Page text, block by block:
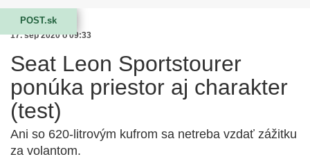
POST.sk
17. sep 2020 o 09:33
Seat Leon Sportstourer
ponúka priestor aj charakter
(test)
Ani so 620-litrovým kufrom sa netreba vzdať zážitku
za volantom.